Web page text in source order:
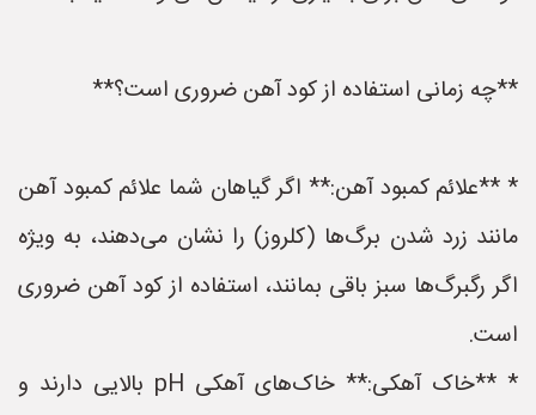
**چه زمانی استفاده از کود آهن ضروری است؟**
* **علائم کمبود آهن:** اگر گیاهان شما علائم کمبود آهن
مانند زرد شدن برگ‌ها (کلروز) را نشان می‌دهند، به ویژه
اگر رگبرگ‌ها سبز باقی بمانند، استفاده از کود آهن ضروری
است.
* **خاک آهکی:** خاک‌های آهکی pH بالایی دارند و